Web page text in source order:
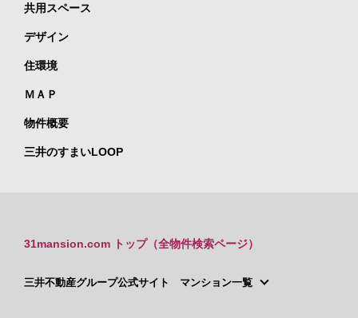
共用スペース
デザイン
住環境
ＭＡＰ
物件概要
三井のすまいLOOP
31mansion.com トップ（全物件検索ページ）
三井不動産グループ公式サイト マンション一覧